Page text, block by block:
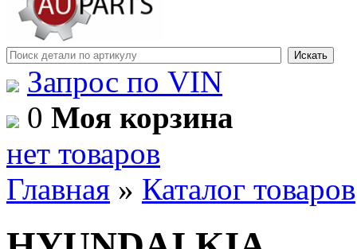
Запрос по VIN
0 Моя корзина
нет товаров
Главная » Каталог товаров